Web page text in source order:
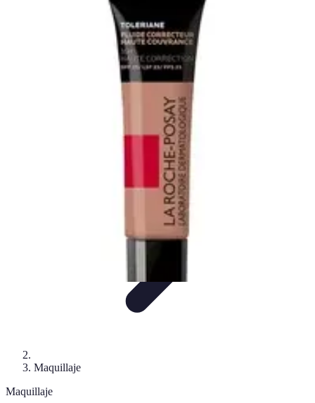
Cuidado de la pielCuidado de la Piel
Cuidado del Cabello
Maquillaje
Maquillaje